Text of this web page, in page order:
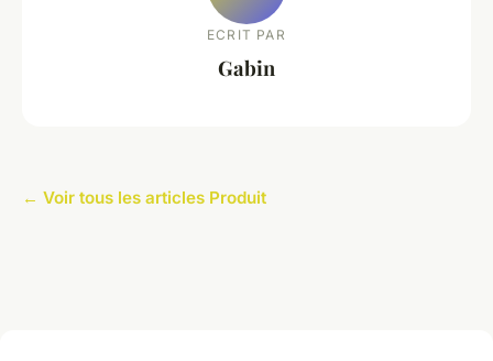
ECRIT PAR
Gabin
← Voir tous les articles Produit